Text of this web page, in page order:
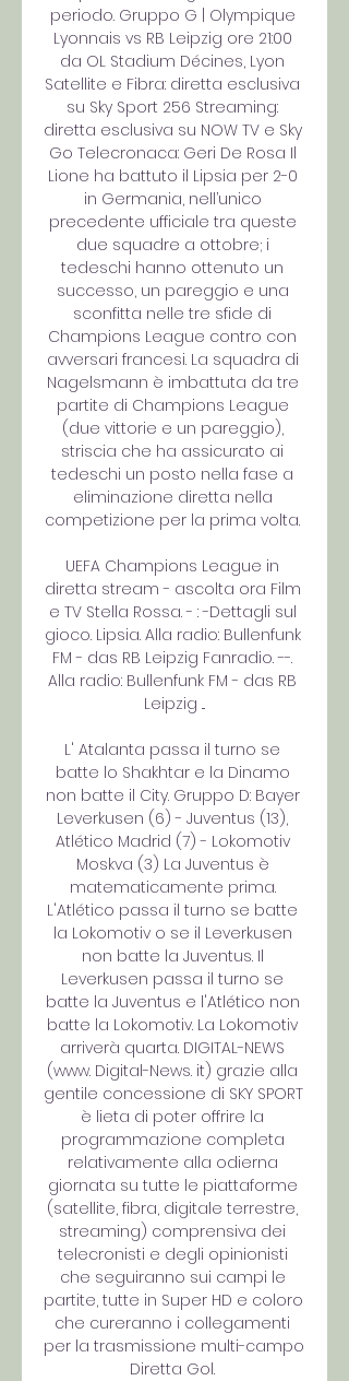
periodo. Gruppo G | Olympique
Lyonnais vs RB Leipzig ore 21:00
da OL Stadium Décines, Lyon
Satellite e Fibra: diretta esclusiva
su Sky Sport 256 Streaming:
diretta esclusiva su NOW TV e Sky
Go Telecronaca: Geri De Rosa Il
Lione ha battuto il Lipsia per 2-0
in Germania, nell’unico
precedente ufficiale tra queste
due squadre a ottobre; i
tedeschi hanno ottenuto un
successo, un pareggio e una
sconfitta nelle tre sfide di
Champions League contro con
avversari francesi. La squadra di
Nagelsmann è imbattuta da tre
partite di Champions League
(due vittorie e un pareggio),
striscia che ha assicurato ai
tedeschi un posto nella fase a
eliminazione diretta nella
competizione per la prima volta.
UEFA Champions League in
diretta stream - ascolta ora Film
e TV Stella Rossa. - : -Dettagli sul
gioco. Lipsia. Alla radio: Bullenfunk
FM - das RB Leipzig Fanradio. --.
Alla radio: Bullenfunk FM - das RB
Leipzig ...
L' Atalanta passa il turno se
batte lo Shakhtar e la Dinamo
non batte il City. Gruppo D: Bayer
Leverkusen (6) - Juventus (13),
Atlético Madrid (7) - Lokomotiv
Moskva (3) La Juventus è
matematicamente prima.
L'Atlético passa il turno se batte
la Lokomotiv o se il Leverkusen
non batte la Juventus. Il
Leverkusen passa il turno se
batte la Juventus e l'Atlético non
batte la Lokomotiv. La Lokomotiv
arriverà quarta. DIGITAL-NEWS
(www. Digital-News. it) grazie alla
gentile concessione di SKY SPORT
è lieta di poter offrire la
programmazione completa
relativamente alla odierna
giornata su tutte le piattaforme
(satellite, fibra, digitale terrestre,
streaming) comprensiva dei
telecronisti e degli opinionisti
che seguiranno sui campi le
partite, tutte in Super HD e coloro
che cureranno i collegamenti
per la trasmissione multi-campo
Diretta Gol.